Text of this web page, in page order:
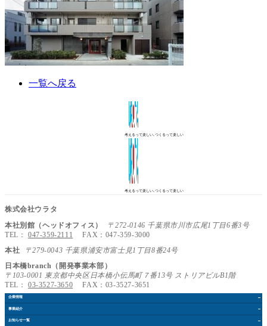
一覧へ戻る
考えるって楽しい､つくるって楽しい
考えるって楽しい､つくるって楽しい
株式会社ウラタ
本社別館（ヘッドオフィス）
〒272-0146 千葉県市川市広尾1丁目6番3号
TEL： 047-359-2111 FAX：047-359-3000
本社
〒279-0043 千葉県浦安市富士見1丁目8番24号
日本橋branch（開発事業本部）
〒103-0001 東京都中央区日本橋小伝馬町７番13号 ストリアビルB1階
TEL： 03-3527-3650 FAX：03-3527-3651
企業情報
事業紹介
お知らせ一覧